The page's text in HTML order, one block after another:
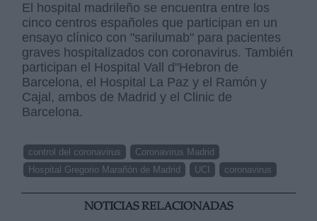
El hospital madrileño se encuentra entre los
cinco centros españoles que participan en un
ensayo clínico con "sarilumab" para pacientes
graves hospitalizados con coronavirus. También
participan el Hospital Vall d"Hebron de
Barcelona, el Hospital La Paz y el Ramón y
Cajal, ambos de Madrid y el Clinic de
Barcelona.
control del coronavirus
Coronavirus Madrid
Hospital Gregorio Marañón de Madrid
UCI coronavirus
NOTICIAS RELACIONADAS